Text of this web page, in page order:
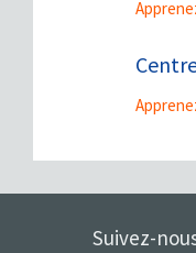
Suivez-